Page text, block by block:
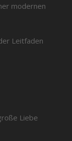
modernen
Leitfaden
Liebe